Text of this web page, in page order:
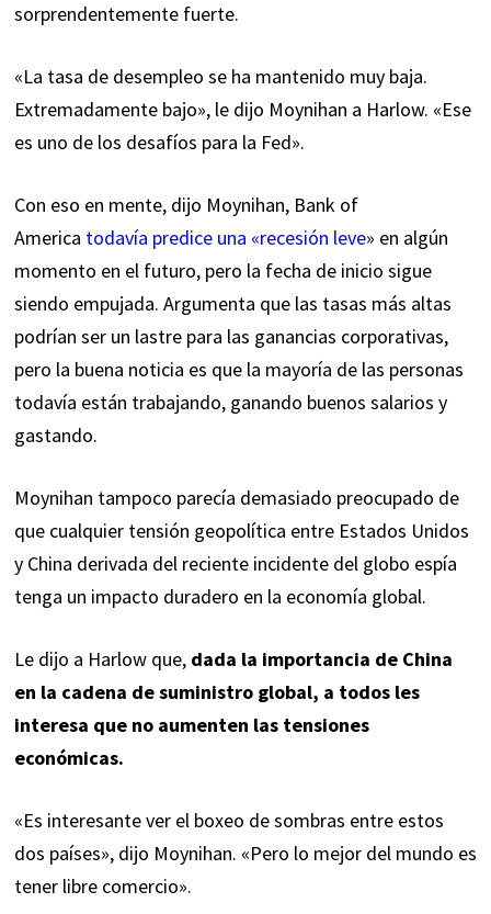
sorprendentemente fuerte.
«La tasa de desempleo se ha mantenido muy baja.
Extremadamente bajo», le dijo Moynihan a Harlow. «Ese
es uno de los desafíos para la Fed».
Con eso en mente, dijo Moynihan, Bank of
America todavía predice una «recesión leve» en algún
momento en el futuro, pero la fecha de inicio sigue
siendo empujada. Argumenta que las tasas más altas
podrían ser un lastre para las ganancias corporativas,
pero la buena noticia es que la mayoría de las personas
todavía están trabajando, ganando buenos salarios y
gastando.
Moynihan tampoco parecía demasiado preocupado de
que cualquier tensión geopolítica entre Estados Unidos
y China derivada del reciente incidente del globo espía
tenga un impacto duradero en la economía global.
Le dijo a Harlow que, dada la importancia de China
en la cadena de suministro global, a todos les
interesa que no aumenten las tensiones
económicas.
«Es interesante ver el boxeo de sombras entre estos
dos países», dijo Moynihan. «Pero lo mejor del mundo es
tener libre comercio».